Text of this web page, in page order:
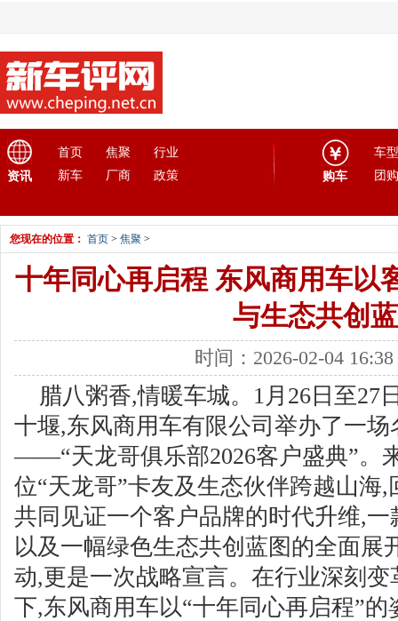
资讯
首页 焦聚
行业
新车
厂商 政策 购车
车型
团购
您现在的位置： 首页 > 焦聚 >
十年同心再启程 东风商用车以
与生态共创
时间：2026-02-04
腊八粥香,情暖车城。1月26日至27
十堰,东风商用车有限公司举办了一场
——“天龙哥俱乐部2026客户盛典”。
位“天龙哥”卡友及生态伙伴跨越山海
共同见证一个客户品牌的时代升维,
以及一幅绿色生态共创蓝图的全面展
动,更是一次战略宣言。在行业深刻
下,东风商用车以“十年同心再启程”